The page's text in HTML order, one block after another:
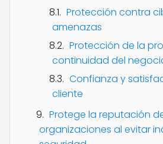
Protección contra
amenazas
Protección de la
continuidad del
Confianza y
cliente
Protege la reputación
organizaciones al evitar